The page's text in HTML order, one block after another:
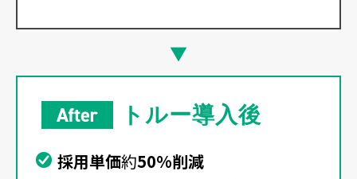
▼
トルー導入後
採用単価約50%削減